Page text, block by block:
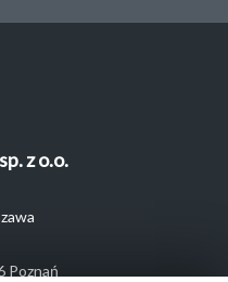
z o.o.
Poznań